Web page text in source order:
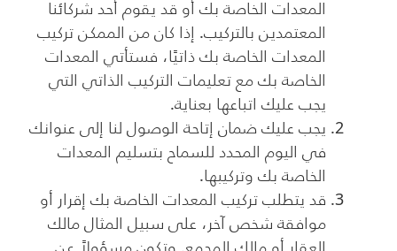
المعدات الخاصة بك أو قد يقوم أحد شركائنا
المعتمدين بالتركيب. إذا كان من الممكن تركيب
المعدات الخاصة بك ذاتيًا، فستأتي المعدات
الخاصة بك مع تعليمات التركيب الذاتي التي
يجب عليك اتباعها بعناية.
يجب عليك ضمان إتاحة الوصول لنا إلى عنوانك
في اليوم المحدد للسماح بتسليم المعدات
الخاصة بك وتركيبها.
قد يتطلب تركيب المعدات الخاصة بك إقرار أو
موافقة شخص آخر، على سبيل المثال مالك